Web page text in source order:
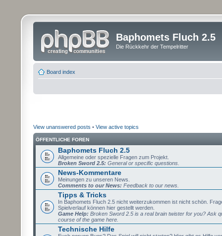
Baphomets Fluch 2.5
Die Rückkehr der Tempelritter
Board index
View unanswered posts • View active topics
ÖFFENTLICHE FOREN
Baphomets Fluch 2.5
Allgemeine oder spezielle Fragen zum Projekt.
Broken Sword 2.5: General or specific questions.
News-Kommentare
Meinungen zu unseren News.
Comments to our News: Feedback to our news.
Tipps & Tricks
In Baphomets Fluch 2.5 nicht weiterzukommen ist nicht schön.
Spielverlauf können hier gestellt werden.
Game Help: Broken Sword 2.5 is a real brain twister for you? Ask
course of the game here.
Technische Hilfe